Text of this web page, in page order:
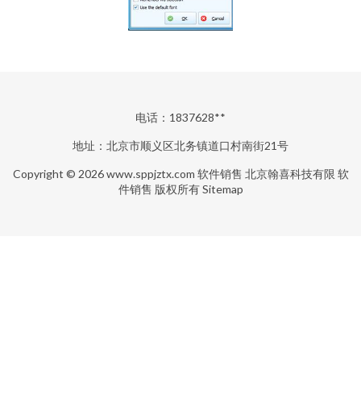
电话：1837628**
地址：北京市顺义区北务镇道口村南街21号
Copyright © 2026www.sppjztx.com 软件销售 北京翰喜科技有限 软
件销售 版权所有Sitemap